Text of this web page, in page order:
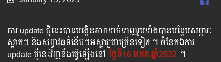
ការ update ថ្មីនេះបានបង្កើនភាពទាក់ទាញរួមទាំងបានបន្ថែមសម្ភារៈ
ស្អាតៗ និងសព្វាវុធទំនើបៗអស្ចារ្យជាច្រើនទៀត ។ ចំនែកឯការ
update ថ្មីនេះវិញនឹងធ្វើឡើងនៅ​ ថ្ងៃទី16 មករា ឆ្នាំ2022 ។